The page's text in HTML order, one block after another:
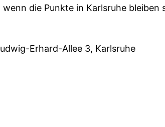
die Punkte in Karlsruhe bleiben
Erhard-Allee 3, Karlsruhe